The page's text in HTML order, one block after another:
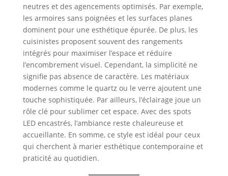
neutres et des agencements optimisés. Par exemple,
les armoires sans poignées et les surfaces planes
dominent pour une esthétique épurée. De plus, les
cuisinistes proposent souvent des rangements
intégrés pour maximiser l’espace et réduire
l’encombrement visuel. Cependant, la simplicité ne
signifie pas absence de caractère. Les matériaux
modernes comme le quartz ou le verre ajoutent une
touche sophistiquée. Par ailleurs, l’éclairage joue un
rôle clé pour sublimer cet espace. Avec des spots
LED encastrés, l’ambiance reste chaleureuse et
accueillante. En somme, ce style est idéal pour ceux
qui cherchent à marier esthétique contemporaine et
praticité au quotidien.